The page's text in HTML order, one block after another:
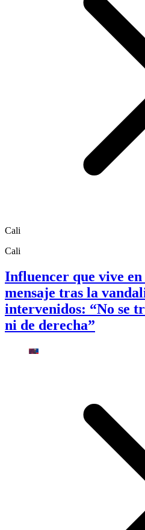
Cali
Cali
Influencer que vive
mensaje tras la
intervenidos: “No se
ni de derecha”